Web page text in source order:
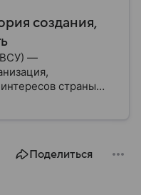
создания,
—
страны
Поделиться